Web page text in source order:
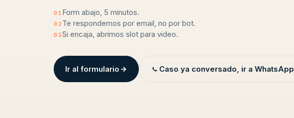
01 Form abajo, 5 minutos.
02 Te respondemos por email, no por bot.
03Si encaja, abrimos slot para video.
Ir al formulario Caso ya conversado, ir a WhatsApp